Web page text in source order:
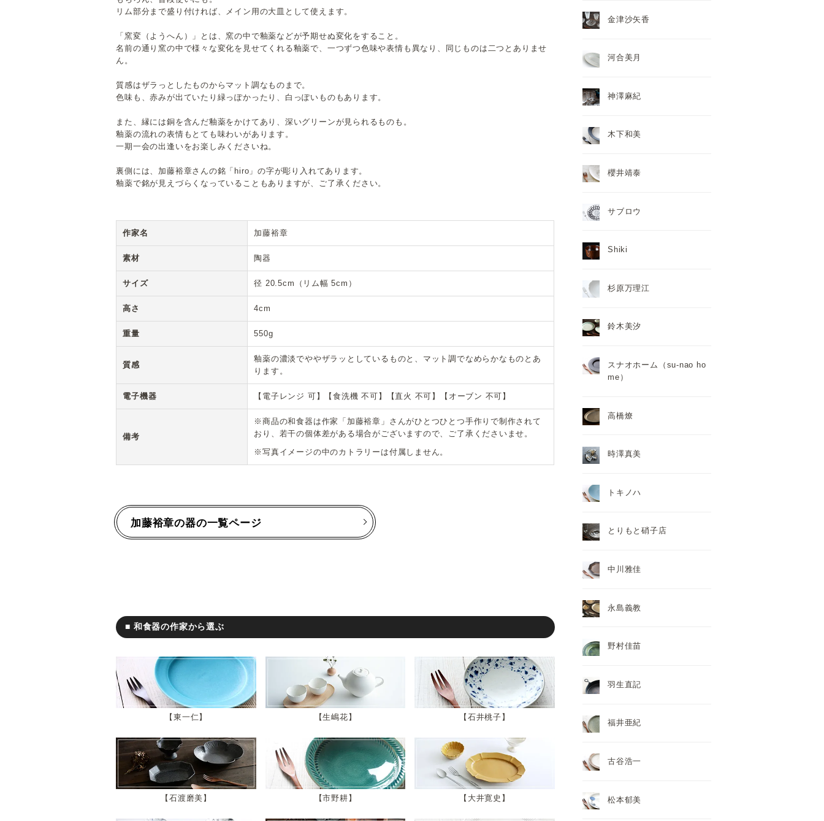
リム部分まで盛り付ければ、メイン用の大皿として使えます。
「窯変（ようへん）」とは、窯の中で釉薬などが予期せぬ変化をすること。
名前の通り窯の中で様々な変化を見せてくれる釉薬で、一つずつ色味や表情も異なり、同じものは二つとありませ
ん。
質感はザラっとしたものからマット調なものまで。
色味も、赤みが出ていたり緑っぽかったり、白っぽいものもあります。
また、縁には銅を含んだ釉薬をかけてあり、深いグリーンが見られるものも。
釉薬の流れの表情もとても味わいがあります。
一期一会の出逢いをお楽しみくださいね。
裏側には、加藤裕章さんの銘「hiro」の字が彫り入れてあります。
釉薬で銘が見えづらくなっていることもありますが、ご了承ください。
作家名 加藤裕章
素材 陶器
サイズ 径 20.5cm（リム幅 5cm）
高さ 4cm
重量 550g
質感
釉薬の濃淡でややザラッとしているものと、マット調でなめらかなものとあ
ります。
電子機器 【電子レンジ 可】【食洗機 不可】【直火 不可】【オーブン 不可】
備考
※商品の和食器は作家「加藤裕章」さんがひとつひとつ手作りで制作されて
おり、若干の個体差がある場合がございますので、ご了承くださいませ。
※写真イメージの中のカトラリーは付属しません。
加藤裕章の器の一覧ページ
■ 和食器の作家から選ぶ
東一仁 生嶋花 石井桃子
石渡磨美 市野耕 大井寛史
金津沙矢香
河合美月
神澤麻紀
木下和美
櫻井靖泰
サブロウ
Shiki
杉原万理江
鈴木美汐
スナオホーム（su-nao ho
me）
高橋燎
時澤真美
トキノハ
とりもと硝子店
中川雅佳
永島義教
野村佳苗
羽生直記
福井亜紀
古谷浩一
松本郁美